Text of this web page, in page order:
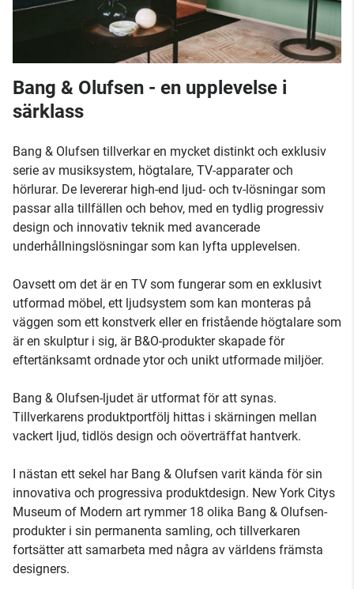
Bang & Olufsen - en upplevelse i
särklass
Bang & Olufsen tillverkar en mycket distinkt och exklusiv
serie av musiksystem, högtalare, TV-apparater och
hörlurar. De levererar high-end ljud- och tv-lösningar som
passar alla tillfällen och behov, med en tydlig progressiv
design och innovativ teknik med avancerade
underhållningslösningar som kan lyfta upplevelsen.
Oavsett om det är en TV som fungerar som en exklusivt
utformad möbel, ett ljudsystem som kan monteras på
väggen som ett konstverk eller en fristående högtalare som
är en skulptur i sig, är B&O-produkter skapade för
eftertänksamt ordnade ytor och unikt utformade miljöer.
Bang & Olufsen-ljudet är utformat för att synas.
Tillverkarens produktportfölj hittas i skärningen mellan
vackert ljud, tidlös design och oöverträffat hantverk.
I nästan ett sekel har Bang & Olufsen varit kända för sin
innovativa och progressiva produktdesign. New York Citys
Museum of Modern art rymmer 18 olika Bang & Olufsen-
produkter i sin permanenta samling, och tillverkaren
fortsätter att samarbeta med några av världens främsta
designers.